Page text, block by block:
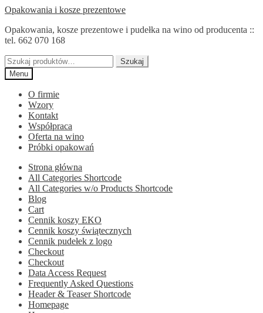
Przejdź
nawigacji
Przejdź
treści
Opakowania i kosze prezentowe
Opakowania, kosze prezentowe i pudełka na wino od producenta ::
tel. 662 070 168
Szukaj:
Szukaj
Menu
O firmie
Wzory
Kontakt
Współpraca
Oferta na wino
Próbki opakowań
Strona główna
All Categories Shortcode
All Categories w/o Products Shortcode
Blog
Cart
Cennik koszy EKO
Cennik koszy świątecznych
Cennik pudełek z logo
Checkout
Checkout
Data Access Request
Frequently Asked Questions
Header & Teaser Shortcode
Homepage